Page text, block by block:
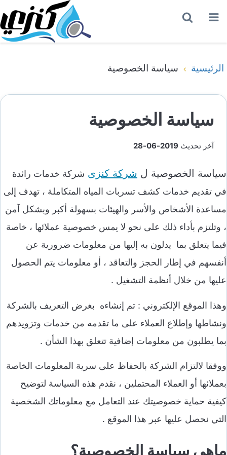
القائمة
الرئيسية سياسة الخصوصية
سياسة الخصوصية
آخر تحديث 2019-06-28
سياسة الخصوصية ل شركة كنزى شركة خدمات رائدة
في تقديم خدمات كشف تسربات المياه المتكاملة ، تهدف إلى
مساعدة الأشخاص والأسر والهيئات بسهولة أكبر وبشكل آمن
، وتلتزم بأداء ذلك على نحو لا يمس خصوصية عملائها ، خاصة
فيما يتعلق بما يدلون به إليها من معلومات ضرورية عن
أنفسهم في إطار الحجز والتعاقد ، أو معلومات يتم الحصول
عليها من خلال أنظمة التشغيل .
وهذا الموقع الإلكتروني : تم إنشاءه بغرض التعريف بالشركة
ونشاطها وإطلاع العملاء على ما تقدمه من خدمات وتزويدهم
بما يطلبون من معلومات إضافية تتعلق بهذا الشأن .
ووفقا لالتزام الشركة بالحفاظ على سرية المعلومات الخاصة
بعملائها أو العملاء المحتملين ، نقدم هذه السياسة لتوضيح
كيفية حماية خصوصيتك عند التعامل مع معلوماتك الشخصية
التي نحصل عليها عبر هذا الموقع .
ماهي سياسة الخصوصية؟